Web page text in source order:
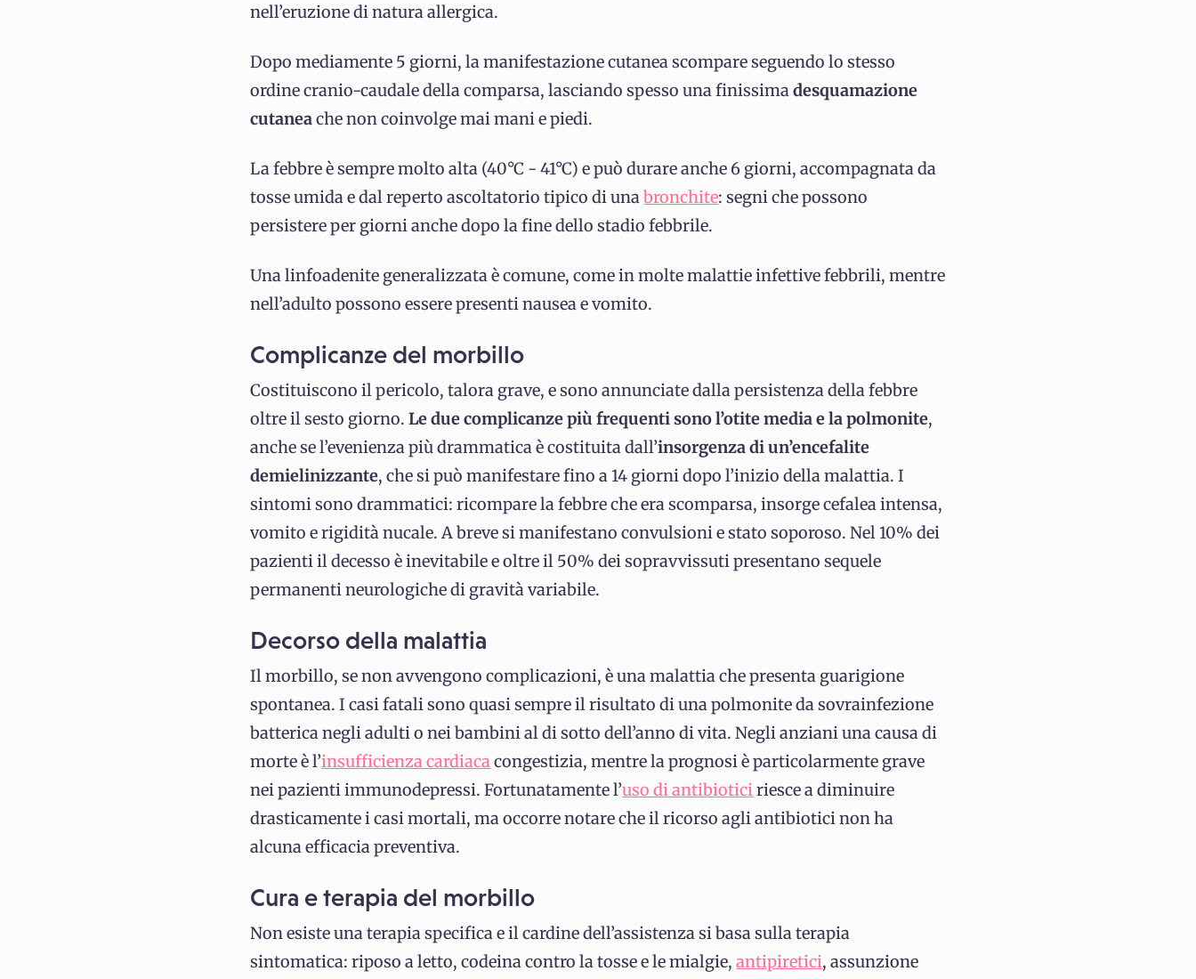
nell’eruzione di natura allergica.
Dopo mediamente 5 giorni, la manifestazione cutanea scompare seguendo lo stesso
ordine cranio-caudale della comparsa, lasciando spesso una finissimadesquamazione
cutaneache non coinvolge mai mani e piedi.
La febbre è sempre molto alta (40°C - 41°C) e può durare anche 6 giorni, accompagnata da
tosse umida e dal reperto ascoltatorio tipico di unabronchite: segni che possono
persistere per giorni anche dopo la fine dello stadio febbrile.
Una linfoadenite generalizzata è comune, come in molte malattie infettive febbrili, mentre
nell’adulto possono essere presenti nausea e vomito.
Complicanze del morbillo
Costituiscono il pericolo, talora grave, e sono annunciate dalla persistenza della febbre
oltre il sesto giorno.Le due complicanze più frequenti sono l’otite media e la polmonite,
anche se l’evenienza più drammatica è costituita dall’insorgenza di un’encefalite
demielinizzante, che si può manifestare fino a 14 giorni dopo l’inizio della malattia. I
sintomi sono drammatici: ricompare la febbre che era scomparsa, insorge cefalea intensa,
vomito e rigidità nucale. A breve si manifestano convulsioni e stato soporoso. Nel 10% dei
pazienti il decesso è inevitabile e oltre il 50% dei sopravvissuti presentano sequele
permanenti neurologiche di gravità variabile.
Decorso della malattia
Il morbillo, se non avvengono complicazioni, è una malattia che presenta guarigione
spontanea. I casi fatali sono quasi sempre il risultato di una polmonite da sovrainfezione
batterica negli adulti o nei bambini al di sotto dell’anno di vita. Negli anziani una causa di
morte è l’insufficienza cardiacacongestizia, mentre la prognosi è particolarmente grave
nei pazienti immunodepressi. Fortunatamente l’uso di antibioticiriesce a diminuire
drasticamente i casi mortali, ma occorre notare che il ricorso agli antibiotici non ha
alcuna efficacia preventiva.
Cura e terapia del morbillo
Non esiste una terapia specifica e il cardine dell’assistenza si basa sulla terapia
sintomatica: riposo a letto, codeina contro la tosse e le mialgie,antipiretici, assunzione